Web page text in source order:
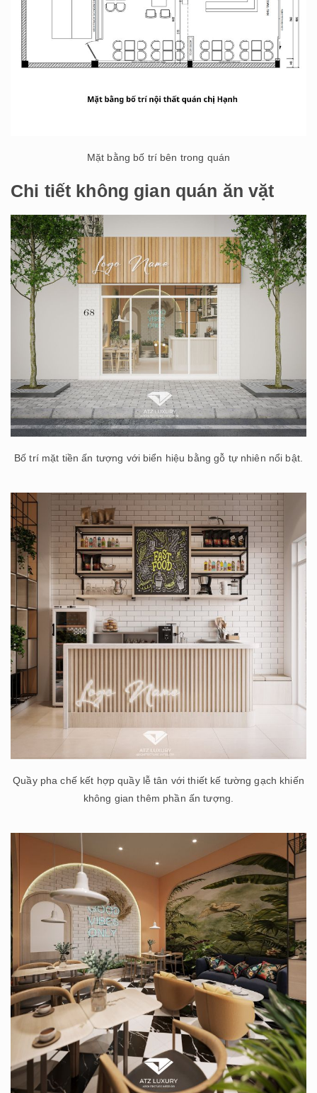
Mặt bằng bố trí bên trong quán
Chi tiết không gian quán ăn vặt
Bố trí mặt tiền ấn tượng với biển hiệu bằng gỗ tự nhiên nổi bật.
Quầy pha chế kết hợp quầy lễ tân với thiết kế tường gạch khiến
không gian thêm phần ấn tượng.